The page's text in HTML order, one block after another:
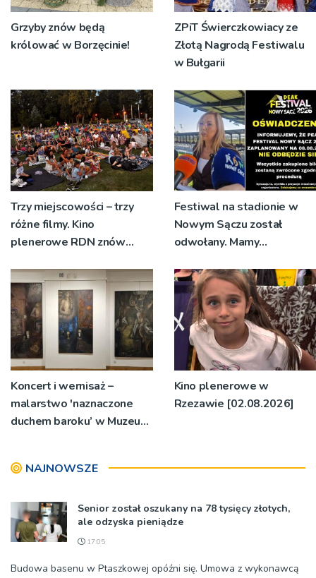
Grzyby znów będą
królować w Borzęcinie!
ZPiT Świerczkowiacy ze
Złotą Nagrodą Festiwalu
w Bułgarii
Trzy miejscowości – trzy
różne filmy. Kino
plenerowe RDN znów
Festiwal na stadionie w
Nowym Sączu został
odwołany. Mamy
organizatorów i spółki NIK
Koncert i wernisaż –
malarstwo 'naznaczone
duchem baroku’ w Muzeum
Kino plenerowe w
Rzezawie [02.08.2026]
NAJNOWSZE
Senior został oszukany na 78 tysięcy złotych,
ale odzyska pieniądze
17:05
Budowa basenu w Ptaszkowej opóźni się. Umowa z wykonawcą